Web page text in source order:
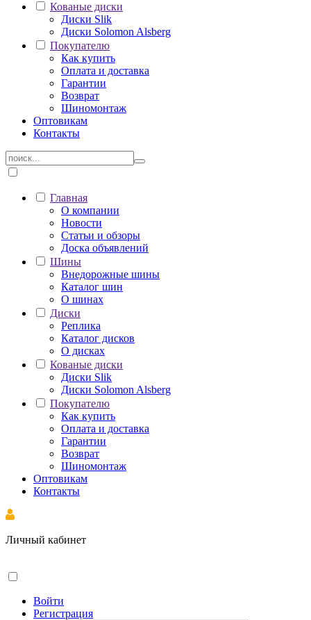
Кованые диски
Диски Slik
Диски Solomon Alsberg
Покупателю
Как купить
Оплата и доставка
Гарантии
Возврат
Шиномонтаж
Оптовикам
Контакты
Главная
О компании
Новости
Статьи и обзоры
Доска объявлений
Шины
Внедорожные шины
Каталог шин
О шинах
Диски
Реплика
Каталог дисков
О дисках
Кованые диски
Диски Slik
Диски Solomon Alsberg
Покупателю
Как купить
Оплата и доставка
Гарантии
Возврат
Шиномонтаж
Оптовикам
Контакты
Личный кабинет
Войти
Регистрация